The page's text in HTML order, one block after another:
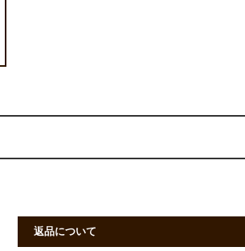
返品について